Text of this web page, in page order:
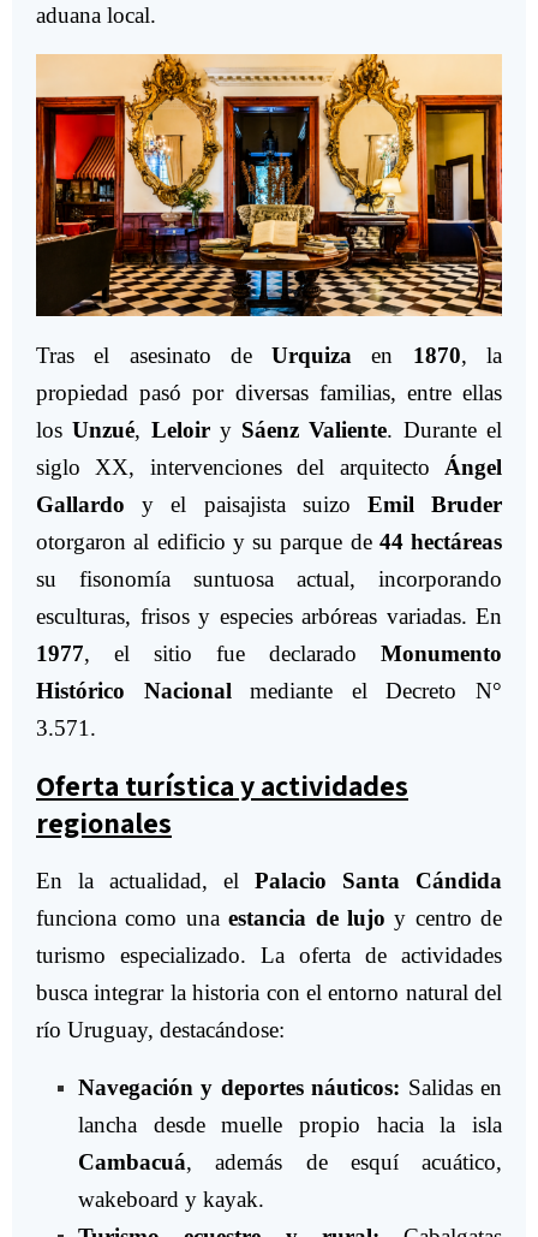
aduana local.
Tras el asesinato deUrquiza en 1870, la
propiedad pasó por diversas familias, entre ellas
losUnzué, Leloiry Sáenz Valiente. Durante el
siglo XX, intervenciones del arquitecto Ángel
Gallardo y el paisajista suizo Emil Bruder
otorgaron al edificio y su parque de 44 hectáreas
su fisonomía suntuosa actual, incorporando
esculturas, frisos y especies arbóreas variadas. En
1977, el sitio fue declarado Monumento
Histórico Nacional mediante el Decreto N°
3.571.
Oferta turística y actividades
regionales
En la actualidad, el Palacio Santa Cándida
funciona como unaestancia de lujo y centro de
turismo especializado. La oferta de actividades
busca integrar la historia con el entorno natural del
río Uruguay, destacándose:
Navegación y deportes náuticos: Salidas en
lancha desde muelle propio hacia la isla
Cambacuá, además de esquí acuático,
wakeboard y kayak.